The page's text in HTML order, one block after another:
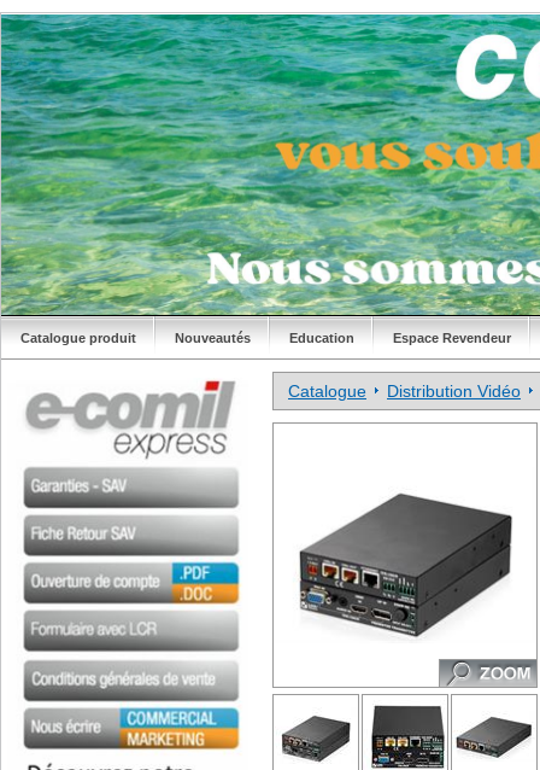
Catalogue produit Nouveautés Education Espace Revendeur
Catalogue Distribution Vidéo